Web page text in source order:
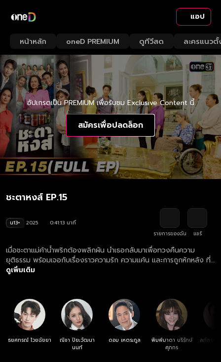
แอป
หน้าหลัก oneD PREMIUM ดูทีวีสด ละครแนวตั้
อัปเกรดเป็น PREMIUM เพื่อรับชม Exclusive Content นี้
สมัครเพื่อปลดล็อก
ชะตาหงส์ EP.15
น13+ 2025
0:41:13 นาที
รายการของฉัน
แชร์
เมื่อชะตาแม่ค้าน้ำพริกต้องพลิกผัน นำเธอกลับมาเพื่อทวงคืนความ
ยุติธรรม พร้อมเจอกับเรื่องราวความรัก ความแค้น และการถูกหักหลัง ที่
ไม่มีวันลบเลือน!!
ดูเพิ่มเติม
ธยศทรณ์ ไวยฉัยยา
ณิชา ปิยะวัฒนา
นนท์
ดอม เหตระกูล
พิมพ์มาดา บริรักษ์
ศุภกร
ลภัสรดา